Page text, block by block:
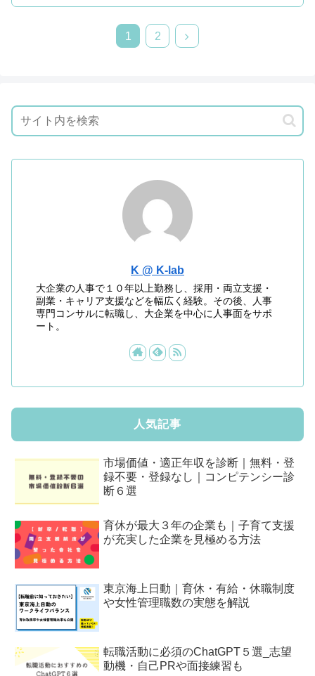
1 2
K @ K-lab
大企業の人事で１０年以上勤務し、採用・両立支援・
副業・キャリア支援などを幅広く経験。その後、人事
専門コンサルに転職し、大企業を中心に人事面をサポ
ート。
人気記事
市場価値・適正年収を診断｜無料・登
録不要・登録なし｜コンピテンシー診
断６選
育休が最大３年の企業も｜子育て支援
が充実した企業を見極める方法
東京海上日動｜育休・有給・休職制度
や女性管理職数の実態を解説
転職活動に必須のChatGPT５選_志望
動機・自己PRや面接練習も